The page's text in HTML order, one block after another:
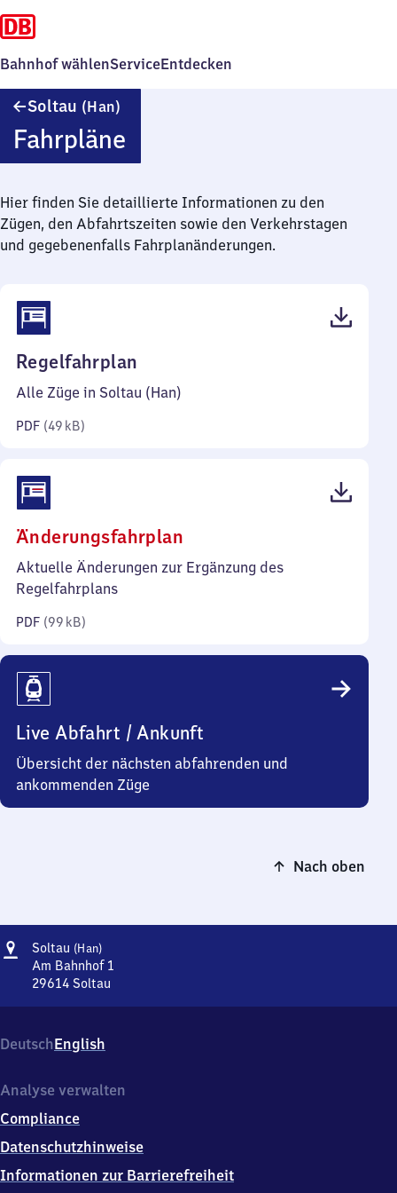
Bahnhof wählenServiceEntdecken
Soltau (Han)
Fahrpläne
Hier finden Sie detaillierte Informationen zu den
Zügen, den Abfahrtszeiten sowie den Verkehrstagen
und gegebenenfalls Fahrplanänderungen.
Regelfahrplan
49
Alle Züge in Soltau (Han)
PDF (49 kB)
Änderungsfahrplan
99
Aktuelle Änderungen zur Ergänzung des
Regelfahrplans
PDF (99 kB)
Live Abfahrt / Ankunft
Übersicht der nächsten abfahrenden und
ankommenden Züge
Nach oben
Adresse
Soltau (Han)Soltau
(Hannover)
Am Bahnhof 1
29614 Soltau
Am
Bahnhof
2
6
1
Soltau
DeutschEnglish
Analyse verwalten
Compliance
Datenschutzhinweise
Informationen zur Barrierefreiheit